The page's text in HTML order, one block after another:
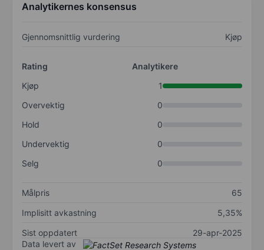
Analytikernes konsensus
Gjennomsnittlig vurdering Kjøp
Rating
Analytikere
Kjøp
1
Overvektig
0
Hold
0
Undervektig
0
Selg
0
Målpris
65
Implisitt avkastning
5,35%
Sist oppdatert
29-apr-2025
Data levert av